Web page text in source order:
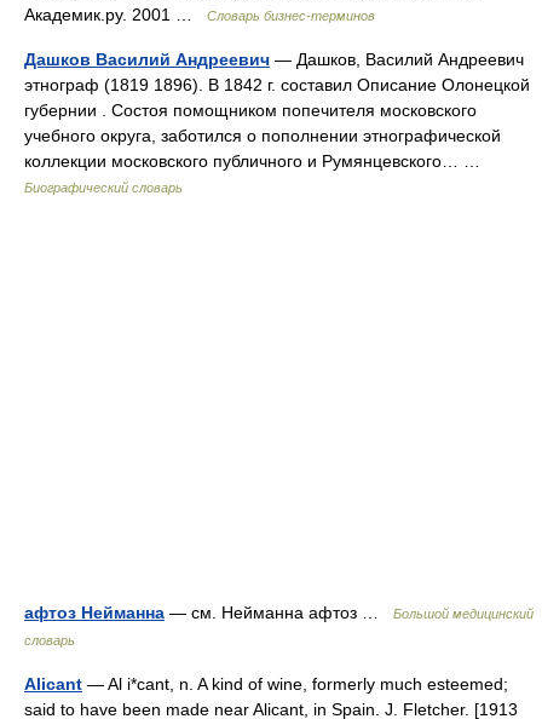
Академик.ру. 2001 …
Словарь бизнес-терминов
Дашков Василий Андреевич — Дашков, Василий Андреевич
этнограф (1819 1896). В 1842 г. составил Описание Олонецкой
губернии . Состоя помощником попечителя московского
учебного округа, заботился о пополнении этнографической
коллекции московского публичного и Румянцевского… …
Биографический словарь
афтоз Нейманна — см. Нейманна афтоз …
Большой медицинский
словарь
Alicant — Al i*cant, n. A kind of wine, formerly much esteemed;
said to have been made near Alicant, in Spain. J. Fletcher. [1913